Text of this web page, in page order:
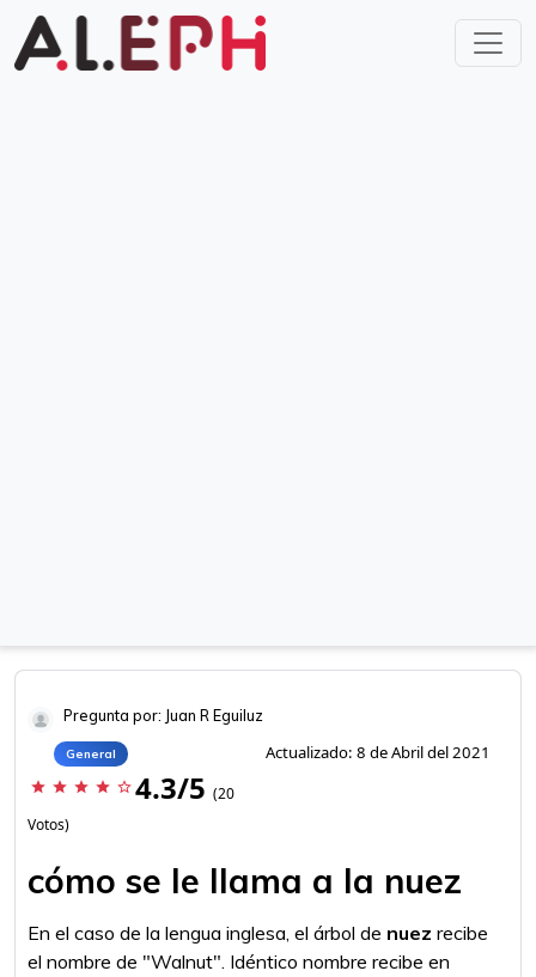
Pregunta por: Juan R Eguiluz
General Actualizado: 8 de Abril del 2021
star star star star star_border 4.3/5 (20
Votos)
cómo se le llama a la nuez
En el caso de la lengua inglesa, el árbol de nuez recibe
el nombre de "Walnut". Idéntico nombre recibe en